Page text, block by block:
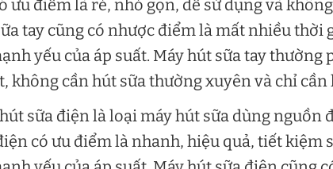
ưu điểm là rẻ, nhỏ gọn, dễ sử dụng và
tay cũng có nhược điểm là mất nhiều thời
yếu của áp suất. Máy hút sữa tay
không cần hút sữa thường xuyên và chỉ cần
sữa điện là loại máy hút sữa dùng nguồn
có ưu điểm là nhanh, hiệu quả, tiết kiệm